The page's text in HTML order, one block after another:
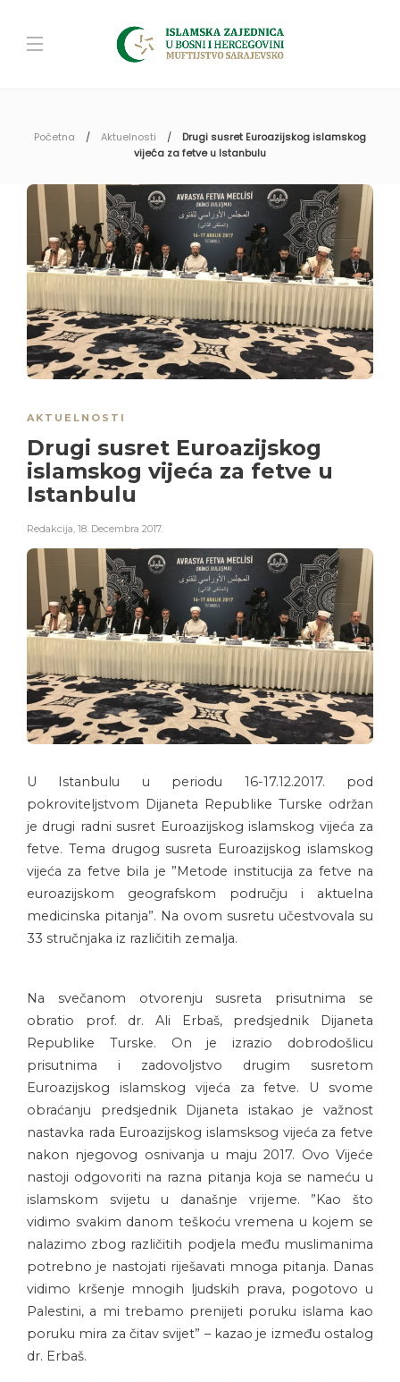
Početna Aktuelnosti
Drugi susret Euroazijskog islamskog
vijeća za fetve u Istanbulu
AKTUELNOSTI
Drugi susret Euroazijskog
islamskog vijeća za fetve u
Istanbulu
Redakcija, 18. Decembra 2017.
U Istanbulu u periodu 16-17.12.2017. pod
pokroviteljstvom Dijaneta Republike Turske održan
je drugi radni susret Euroazijskog islamskog vijeća za
fetve. Tema drugog susreta Euroazijskog islamskog
vijeća za fetve bila je ”Metode institucija za fetve na
euroazijskom geografskom području i aktuelna
medicinska pitanja”. Na ovom susretu učestvovala su
33 stručnjaka iz različitih zemalja.
Na svečanom otvorenju susreta prisutnima se
obratio prof. dr. Ali Erbaš, predsjednik Dijaneta
Republike Turske. On je izrazio dobrodošlicu
prisutnima i zadovoljstvo drugim susretom
Euroazijskog islamskog vijeća za fetve. U svome
obraćanju predsjednik Dijaneta istakao je važnost
nastavka rada Euroazijskog islamsksog vijeća za fetve
nakon njegovog osnivanja u maju 2017. Ovo Vijeće
nastoji odgovoriti na razna pitanja koja se nameću u
islamskom svijetu u današnje vrijeme. ”Kao što
vidimo svakim danom teškoću vremena u kojem se
nalazimo zbog različitih podjela među muslimanima
potrebno je nastojati riješavati mnoga pitanja. Danas
vidimo kršenje mnogih ljudskih prava, pogotovo u
Palestini, a mi trebamo prenijeti poruku islama kao
poruku mira za čitav svijet” – kazao je između ostalog
dr. Erbaš.